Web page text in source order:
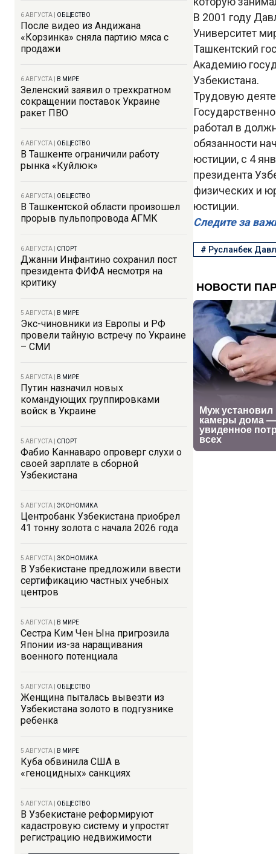
6 АВГУСТА ОБЩЕСТВО
После видео из Андижана
«Корзинка» сняла партию мяса с
продажи
6 АВГУСТА В МИРЕ
Зеленский заявил о трехкратном
сокращении поставок Украине
ракет ПВО
6 АВГУСТА ОБЩЕСТВО
В Ташкенте ограничили работу
рынка «Куйлюк»
6 АВГУСТА ОБЩЕСТВО
В Ташкентской области произошел
прорыв пульпопровода АГМК
6 АВГУСТА СПОРТ
Джанни Инфантино сохранил пост
президента ФИФА несмотря на
критику
5 АВГУСТА В МИРЕ
Экс-чиновники из Европы и РФ
провели тайную встречу по Украине
– СМИ
5 АВГУСТА В МИРЕ
Путин назначил новых
командующих группировками
войск в Украине
5 АВГУСТА СПОРТ
Фабио Каннаваро опроверг слухи о
своей зарплате в сборной
Узбекистана
5 АВГУСТА ЭКОНОМИКА
Центробанк Узбекистана приобрел
41 тонну золота с начала 2026 года
5 АВГУСТА ЭКОНОМИКА
В Узбекистане предложили ввести
сертификацию частных учебных
центров
5 АВГУСТА В МИРЕ
Сестра Ким Чен Ына пригрозила
Японии из-за наращивания
военного потенциала
5 АВГУСТА ОБЩЕСТВО
Женщина пыталась вывезти из
Узбекистана золото в подгузнике
ребенка
5 АВГУСТА В МИРЕ
Куба обвинила США в
«геноцидных» санкциях
5 АВГУСТА ОБЩЕСТВО
В Узбекистане реформируют
кадастровую систему и упростят
регистрацию недвижимости
В 2001 году
Университет
Ташкентский
Академию
Узбекистана.
Трудовую
работал в
обязанности
юстиции, с 4
президента
физических и
юстиции.
Следите за
# Русланбек